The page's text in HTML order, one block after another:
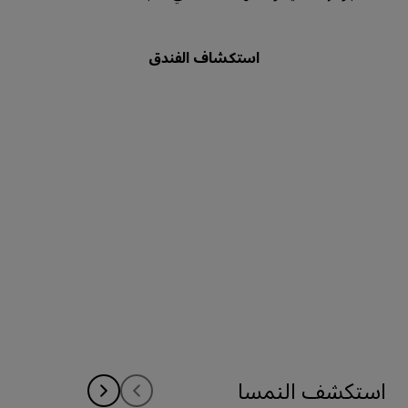
استكشاف الفندق
استكشف النمسا